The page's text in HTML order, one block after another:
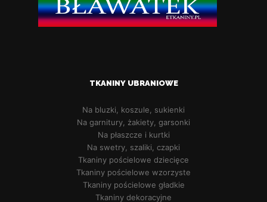
TKANINY UBRANIOWE
Na bluzki, koszule, sukienki
Na garnitury, żakiety, garsonki
Na płaszcze i kurtki
Na swetry, szaliki, czapki
Tkaniny pościelowe dziecięce
Tkaniny pościelowe wzorzyste
Tkaniny pościelowe gładkie
Tkaniny dekoracyjne